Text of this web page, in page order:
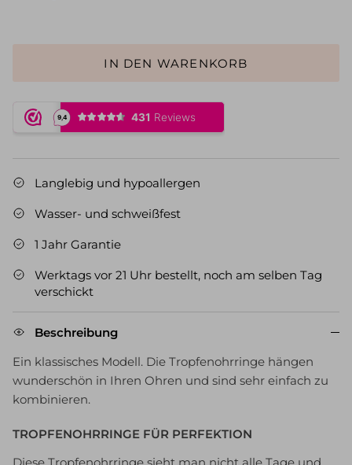
IN DEN WARENKORB
Langlebig und hypoallergen
Wasser- und schweißfest
1 Jahr Garantie
Werktags vor 21 Uhr bestellt, noch am selben Tag
verschickt
Beschreibung
Ein klassisches Modell. Die Tropfenohrringe hängen
wunderschön in Ihren Ohren und sind sehr einfach zu
kombinieren.
TROPFENOHRRINGE FÜR PERFEKTION